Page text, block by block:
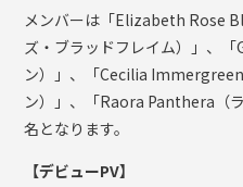
メンバーは「Elizabeth Rose
ズ・ブラッドフレイム）」、
ン）」、「Cecilia
ン）」、「Raora Panthera（
名となります。
【デビューPV】